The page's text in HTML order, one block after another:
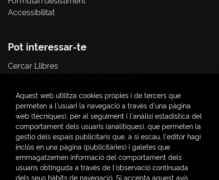
Accessibilitat
Pot interessar-te
Cercar Llibres
Papereria / material d'oficina
Consum Sostenible
Contacte
C/ Amadeo de Saboya, 4
(+34) 963828968
Aquest web utilitza cookies pròpies i de tercers que
permeten a l'usuari la navegació a través d'una pàgina
web (tècniques), per al seguiment i l'anàlisi estadística del
comportament dels usuaris (analítiques), que permeten la
gestió dels espais publicitaris que, a si escau, l'editor hagi
inclòs en una pàgina (publicitàries) i galetes que
emmagatzemen informació del comportament dels
usuaris obtinguda a través de l'observació continuada
dels seus hàbits de navegació. Si accepta aquest avís